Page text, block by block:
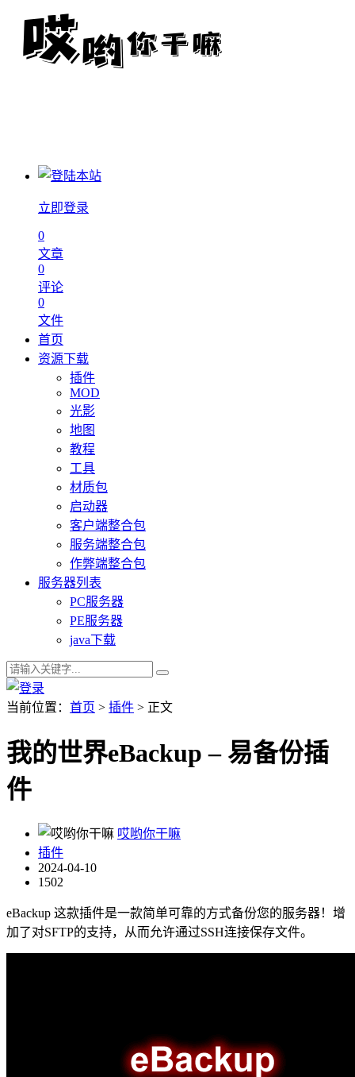
立即登录
0
文章
0
评论
0
文件
首页
资源下载
插件
MOD
光影
地图
教程
工具
材质包
启动器
客户端整合包
服务端整合包
作弊端整合包
服务器列表
PC服务器
PE服务器
java下载
当前位置： 首页 > 插件 > 正文
我的世界eBackup – 易备份插
件
哎哟你干嘛
插件
2024-04-10
1502
eBackup 这款插件是一款简单可靠的方式备份您的服务器！增
加了对SFTP的支持，从而允许通过SSH连接保存文件。